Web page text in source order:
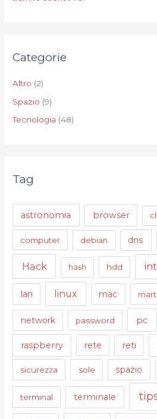
Categorie
Altro (2)
Spazio (9)
Tecnologia (48)
Tag
astronomia browser
computer debian dns
Hack hash hdd
lan linux mac
network password pc
raspberry rete reti
sicurezza sole spazio
terminal terminale